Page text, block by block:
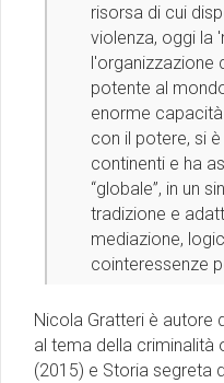
risorsa di cui
violenza, oggi la
l'organizzazione
potente al
enorme
con il potere, si
continenti e ha
“globale”, in un
tradizione e
mediazione,
cointeressenze
Nicola Gratteri è autore
al tema della criminalità
(2015) e Storia segreta